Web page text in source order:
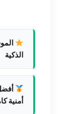
الذكية
أمنية